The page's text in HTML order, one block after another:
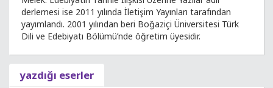
derlemesi ise 2011 yılında İletişim Yayınları tarafından
yayımlandı. 2001 yılından beri Boğaziçi Üniversitesi Türk
Dili ve Edebiyatı Bölümü’nde öğretim üyesidir.
yazdığı eserler